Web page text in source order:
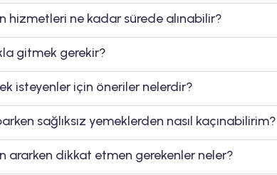
hizmetleri ne kadar sürede alınabilir?
gitmek gerekir?
isteyenler için öneriler nelerdir?
sağlıksız yemeklerden nasıl kaçınabilirim?
ararken dikkat etmen gerekenler neler?